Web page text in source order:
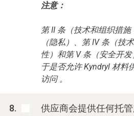
注意：
第 II 条（技术和组织措
（隐私）、第 IV 条（技
性）和第 V 条（安全开
于是否允许 Kyndryl 材料
访问 。
供应商会提供任何托管